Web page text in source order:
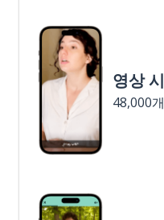
영상
48,000